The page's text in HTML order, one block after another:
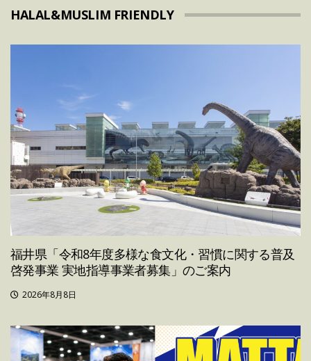
HALAL&MUSLIM FRIENDLY
福井県「令和8年度多様な食文化・習慣に関する普及
啓発事業 実地指導事業者募集」のご案内
2026年8月8日